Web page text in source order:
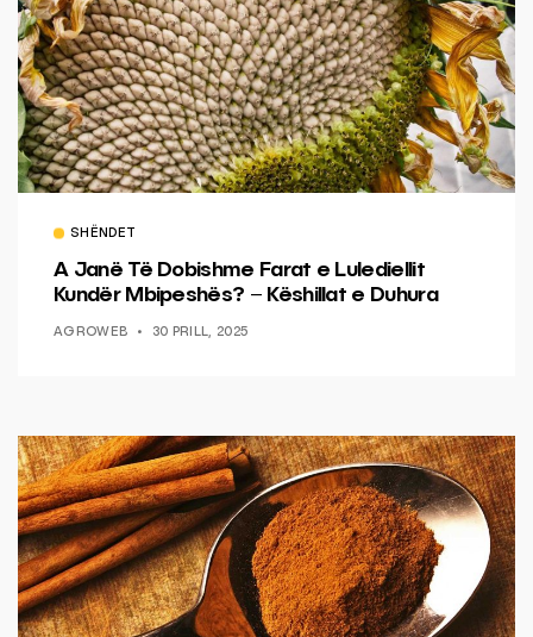
SHËNDET
A Janë Të Dobishme Farat e Lulediellit
Kundër Mbipeshës? – Këshillat e Duhura
AGROWEB 30 PRILL, 2025